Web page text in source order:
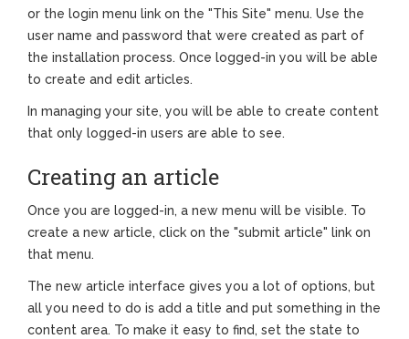
or the login menu link on the "This Site" menu. Use the
user name and password that were created as part of
the installation process. Once logged-in you will be able
to create and edit articles.
In managing your site, you will be able to create content
that only logged-in users are able to see.
Creating an article
Once you are logged-in, a new menu will be visible. To
create a new article, click on the "submit article" link on
that menu.
The new article interface gives you a lot of options, but
all you need to do is add a title and put something in the
content area. To make it easy to find, set the state to